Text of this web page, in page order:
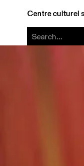
Centre culturel